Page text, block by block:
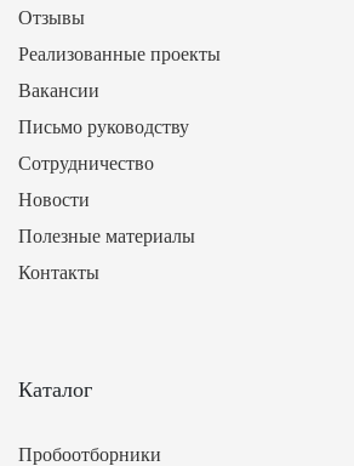
Отзывы
Реализованные проекты
Вакансии
Письмо руководству
Сотрудничество
Новости
Полезные материалы
Контакты
Каталог
Пробоотборники